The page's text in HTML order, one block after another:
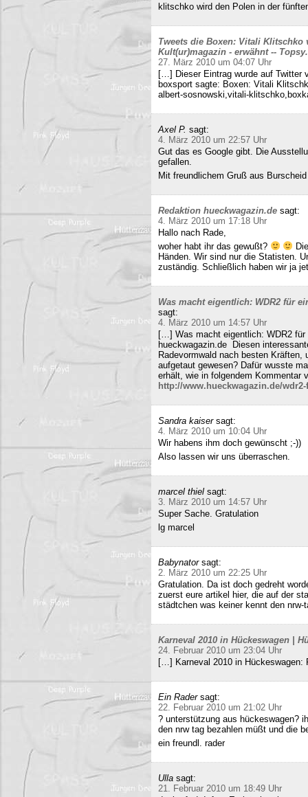
klitschko wird den Polen in der
Tweets die Boxen: Vitali Klitschko
Kult(ur)magazin - erwähnt --
27. März 2010 um 04:07 Uhr
[…] Dieser Eintrag wurde auf Twitter
boxsport sagte: Boxen: Vitali
albert-sosnowski,vitali-
Axel P. sagt:
4. März 2010 um 22:57 Uhr
Gut das es Google gibt. Die
gefallen.
Mit freundlichem Gruß aus Burscheid
Redaktion hueckwagazin.de sagt:
4. März 2010 um 17:18 Uhr
Hallo nach Rade,
woher habt ihr das gewußt?
Händen. Wir sind nur die Statisten.
zuständig. Schließlich haben wir ja
Was macht eigentlich: WDR2 für
sagt:
4. März 2010 um 14:57 Uhr
[…] Was macht eigentlich: WDR2
hueckwagazin.de Diesen
Radevormwald nach besten
aufgetaut gewesen? Dafür wusste
erhält, wie in folgendem Kommentar
http://www.hueckwagazin.de/
Sandra kaiser sagt:
4. März 2010 um 10:04 Uhr
Wir habens ihm doch gewünscht ;-))
Also lassen wir uns überraschen.
marcel thiel sagt:
3. März 2010 um 14:57 Uhr
Super Sache. Gratulation
lg marcel
Babynator sagt:
2. März 2010 um 22:25 Uhr
Gratulation. Da ist doch gedreht
zuerst eure artikel hier, die auf der
städtchen was keiner kennt den nrw-
Karneval 2010 in Hückeswagen |
24. Februar 2010 um 23:04 Uhr
[…] Karneval 2010 in Hückeswagen:
Ein Rader sagt:
22. Februar 2010 um 21:02 Uhr
? unterstützung aus hückeswagen?
den nrw tag bezahlen müßt und die
ein freundl. rader
Ulla sagt:
21. Februar 2010 um 18:49 Uhr